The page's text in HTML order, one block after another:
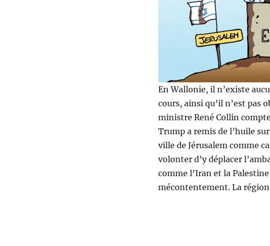
En Wallonie, il n’existe
cours, ainsi qu’il n’est pas
ministre René Collin
Trump a remis de l’huile
ville de Jérusalem comme
volonter d’y déplacer
comme l’Iran et la
mécontentement. La